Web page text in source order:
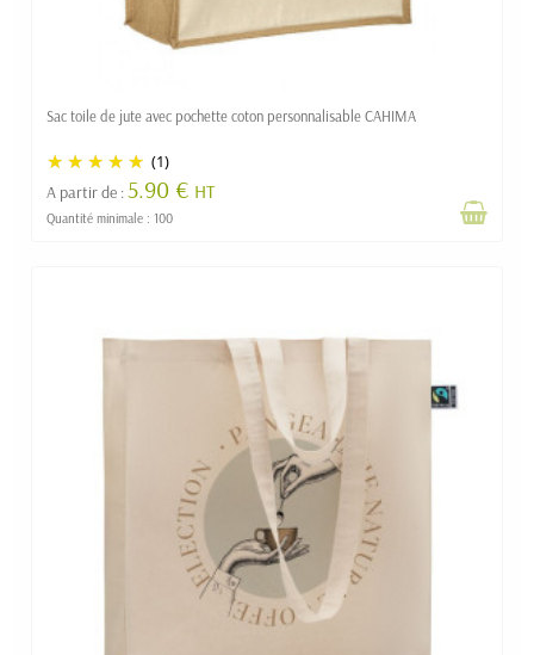
Sac toile de jute avec pochette coton personnalisable CAHIMA
(1)
A partir de :5.90 € HT
Quantité minimale : 100